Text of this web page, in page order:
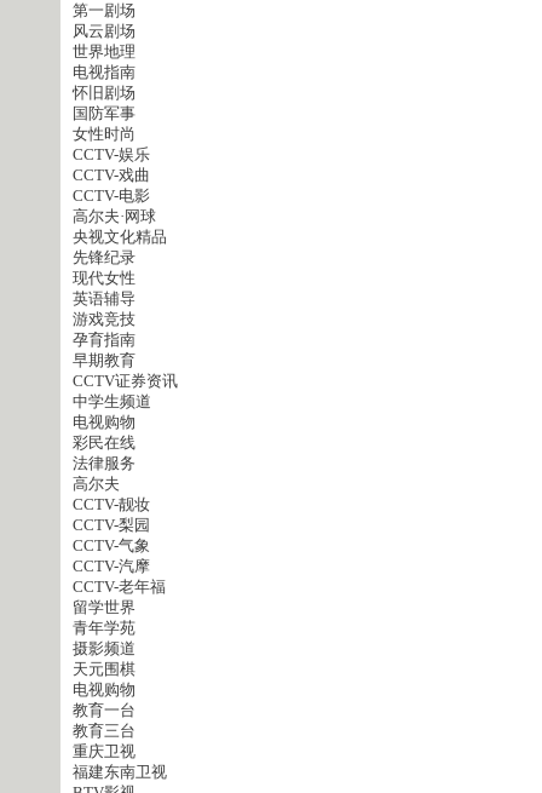
第一剧场
风云剧场
世界地理
电视指南
怀旧剧场
国防军事
女性时尚
CCTV-娱乐
CCTV-戏曲
CCTV-电影
高尔夫·网球
央视文化精品
先锋纪录
现代女性
英语辅导
游戏竞技
孕育指南
早期教育
CCTV证券资讯
中学生频道
电视购物
彩民在线
法律服务
高尔夫
CCTV-靓妆
CCTV-梨园
CCTV-气象
CCTV-汽摩
CCTV-老年福
留学世界
青年学苑
摄影频道
天元围棋
电视购物
教育一台
教育三台
重庆卫视
福建东南卫视